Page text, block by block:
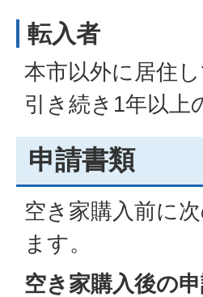
転入者
本市以外に居住
引き続き1年以上
申請書類
空き家購入前に
ます。
空き家購入後の